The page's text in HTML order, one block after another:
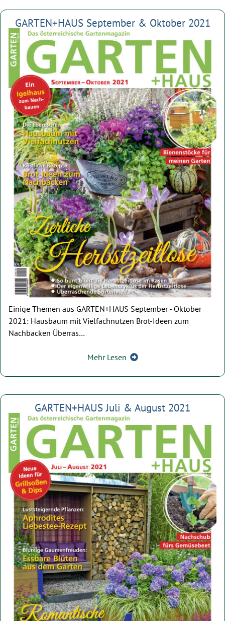
GARTEN+HAUS September & Oktober 2021
Einige Themen aus GARTEN+HAUS September - Oktober
2021: Hausbaum mit Vielfachnutzen Brot-Ideen zum
Nachbacken Überras…
Mehr Lesen
GARTEN+HAUS Juli & August 2021